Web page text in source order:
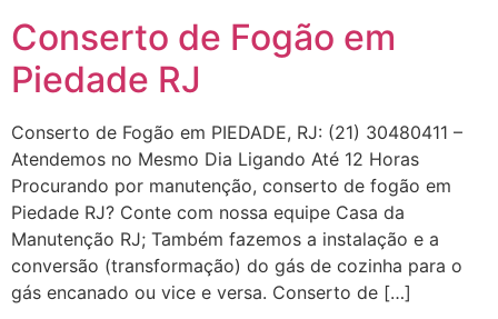
Conserto de Fogão em
Piedade RJ
Conserto de Fogão em PIEDADE, RJ: (21) 30480411 –
Atendemos no Mesmo Dia Ligando Até 12 Horas
Procurando por manutenção, conserto de fogão em
Piedade RJ? Conte com nossa equipe Casa da
Manutenção RJ; Também fazemos a instalação e a
conversão (transformação) do gás de cozinha para o
gás encanado ou vice e versa. Conserto de […]